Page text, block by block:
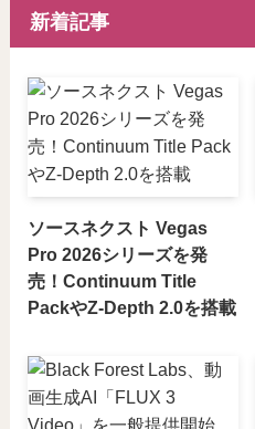
新着記事
ソースネクスト Vegas
Pro 2026シリーズを発
売！Continuum Title
PackやZ-Depth 2.0を搭載